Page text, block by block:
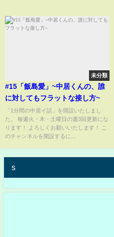
未分類
#15「飯島愛」~中居くんの、誰
に対してもフラットな接し方~
「1分間の中居イ話」を開設いたしまし
た。 毎週火・木・土曜日の週3回更新にな
ります！ よろしくお願いいたします！ こ
のチャンネルを開設するに...
s